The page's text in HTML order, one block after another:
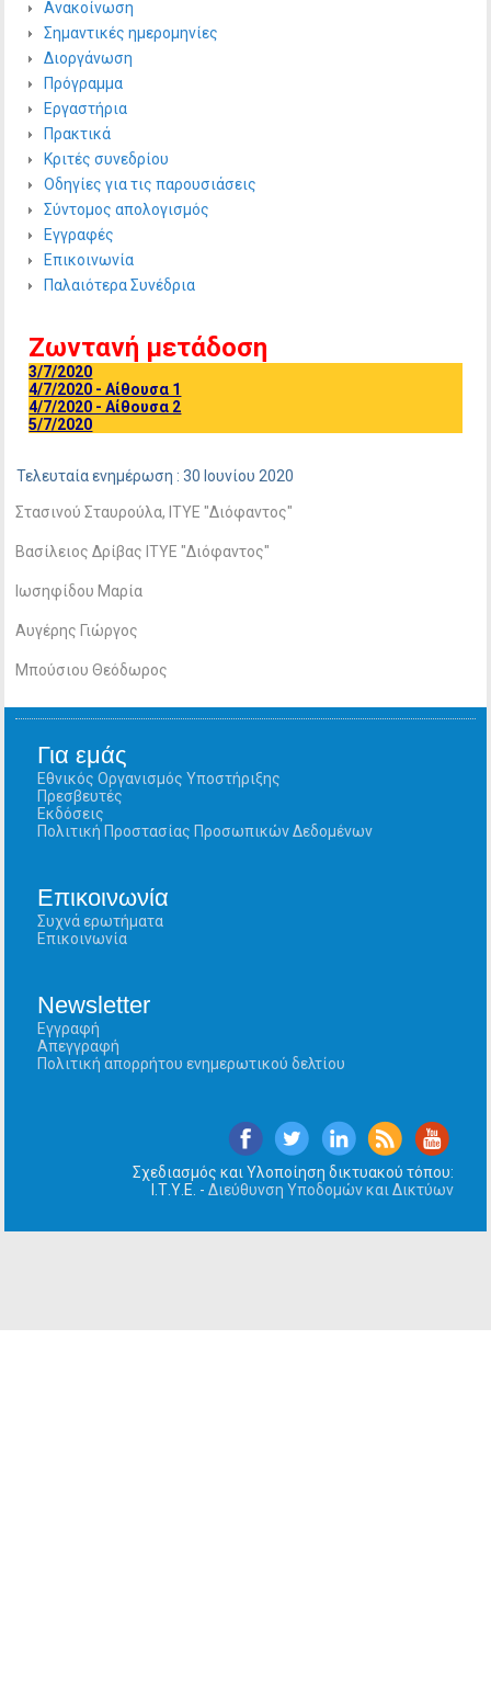
Ανακοίνωση
Σημαντικές ημερομηνίες
Διοργάνωση
Πρόγραμμα
Εργαστήρια
Πρακτικά
Κριτές συνεδρίου
Οδηγίες για τις παρουσιάσεις
Σύντομος απολογισμός
Εγγραφές
Επικοινωνία
Παλαιότερα Συνέδρια
Ζωντανή μετάδοση
3/7/2020
4/7/2020 - Αίθουσα 1
4/7/2020 - Αίθουσα 2
5/7/2020
Τελευταία ενημέρωση : 30 Ιουνίου 2020
Στασινού Σταυρούλα, ITYE "Διόφαντος"
Βασίλειος Δρίβας ITYE "Διόφαντος"
Ιωσηφίδου Μαρία
Αυγέρης Γιώργος
Μπούσιου Θεόδωρος
Για εμάς
Εθνικός Οργανισμός Υποστήριξης
Πρεσβευτές
Εκδόσεις
Πολιτική Προστασίας Προσωπικών Δεδομένων
Επικοινωνία
Συχνά ερωτήματα
Επικοινωνία
Newsletter
Εγγραφή
Απεγγραφή
Πολιτική απορρήτου ενημερωτικού δελτίου
Σχεδιασμός και Υλοποίηση δικτυακού τόπου:
Ι.Τ.Υ.Ε. - Διεύθυνση Υποδομών και Δικτύων